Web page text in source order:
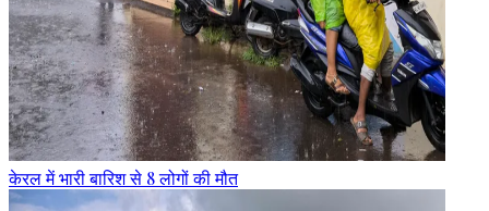
केरल में भारी बारिश से 8 लोगों की मौत